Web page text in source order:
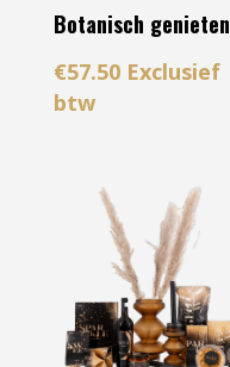
Botanisch genieten
€57.50 Exclusief
btw